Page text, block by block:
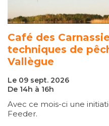
Café des
techniques de
Vallègue
Le 09 sept. 2026
De 14h à 16h
Avec ce mois-ci une
Feeder.